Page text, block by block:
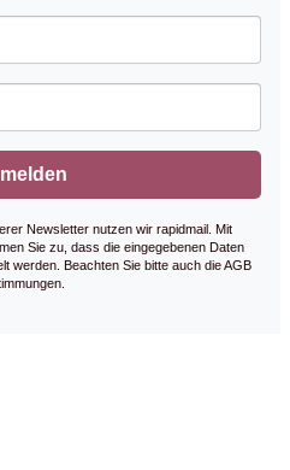
Newsletter nutzen wir rapidmail. Mit
Sie zu, dass die eingegebenen Daten
werden. Beachten Sie bitte auch die AGB